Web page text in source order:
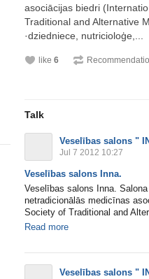
asociācijas biedri
Traditional and Alternative
·dziedniece, nutricioloģe,...
like 6
Talk
Veselības salons "
Jul 7 2012 10:27
Veselības salons Inna.
Veselības salons Inna.
netradicionālās medicīnas
Society of Traditional and
Read more
Veselības salons "